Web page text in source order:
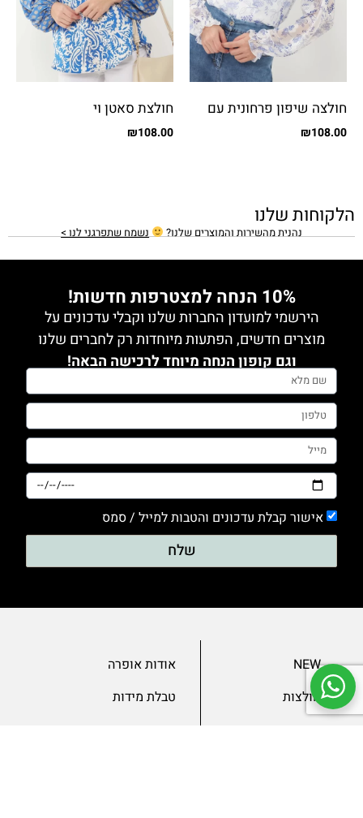
חולצה שיפון פרחונית עם
גופיה ₪108.00
חולצת סאטן וי
₪108.00
הלקוחות שלנו
נהנית מהשירות והמוצרים שלנו? נשמח שתפרגני לנו >
10% הנחה למצטרפות חדשות!
הירשמי למועדון החברות שלנו וקבלי עדכונים על
מוצרים חדשים, הפתעות מיוחדות רק לחברים שלנו
וגם קופון הנחה מיוחד לרכישה הבאה!
אישור קבלת עדכונים והטבות למייל / סמס
שלח
NEW
חולצות
אודות אופרה
טבלת מידות